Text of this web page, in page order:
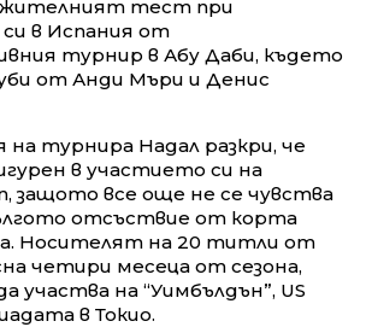
тест при
в Испания от
турнир в Абу Даби, където
от Анди Мъри и Денис
на турнира Надал разкри, че
в участието си на
защото все още не се чувства
отсъствие от корта
Носителят на 20 титли от
четири месеца от сезона,
участва на “Уимбълдън”, US
в Токио.